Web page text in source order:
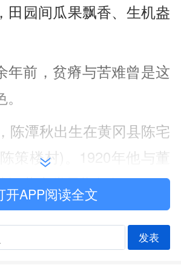
田园间瓜果飘香、生机盎
年前，贫瘠与苦难曾是这
陈潭秋出生在黄冈县陈宅
策楼村)。1920年他与董
汉共产党早期组织，1921
大，成为中国共产党的创
共一大召开后，陈潭秋回
开APP阅读全文
发表